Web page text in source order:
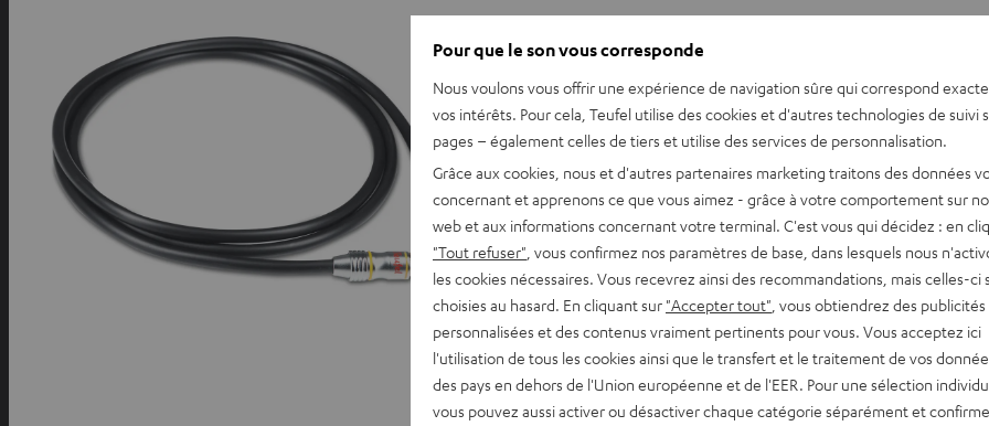
Pour que le son vous corresponde
Nous voulons vous offrir une expérience de navigation sûre qui correspond
vos intérêts. Pour cela, Teufel utilise des cookies et d'autres technologies de suivi
pages – également celles de tiers et utilise des services de personnalisation.
Grâce aux cookies, nous et d'autres partenaires marketing traitons des données
concernant et apprenons ce que vous aimez - grâce à votre comportement sur
web et aux informations concernant votre terminal. C'est vous qui décidez : en
"Tout refuser" , vous confirmez nos paramètres de base, dans lesquels nous
les cookies nécessaires. Vous recevrez ainsi des recommandations, mais celles-ci
choisies au hasard. En cliquant sur "Accepter tout" , vous obtiendrez des publicités
personnalisées et des contenus vraiment pertinents pour vous. Vous acceptez ici
l'utilisation de tous les cookies ainsi que le transfert et le traitement de vos
des pays en dehors de l'Union européenne et de l'EER. Pour une sélection
vous pouvez aussi activer ou désactiver chaque catégorie séparément et